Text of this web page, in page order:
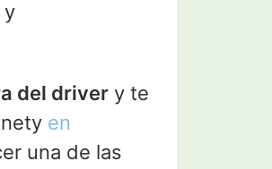
y
del driver y te
en
una de las